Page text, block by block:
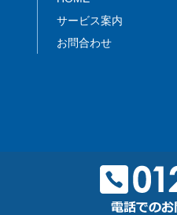
サービス案内
お問合わせ